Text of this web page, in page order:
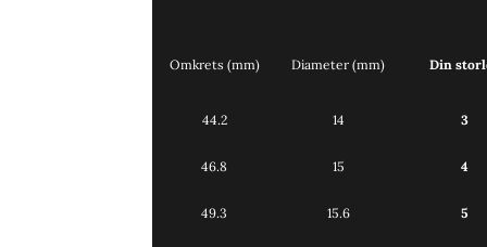
Omkrets (mm) Diameter (mm) Din
44.2 14 3
46.8 15 4
49.3 15.6 5